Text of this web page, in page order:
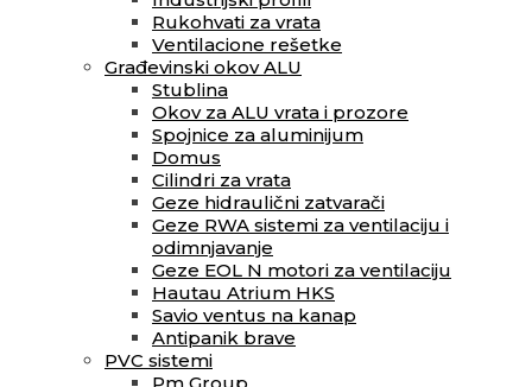
Rukohvati za vrata
Ventilacione rešetke
Građevinski okov ALU
Stublina
Okov za ALU vrata i prozore
Spojnice za aluminijum
Domus
Cilindri za vrata
Geze hidraulični zatvarači
Geze RWA sistemi za ventilaciju i
odimnjavanje
Geze EOL N motori za ventilaciju
Hautau Atrium HKS
Savio ventus na kanap
Antipanik brave
PVC sistemi